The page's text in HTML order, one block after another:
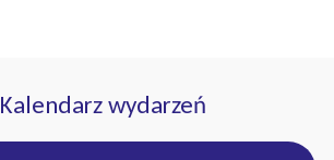
Kalendarz wydarzeń